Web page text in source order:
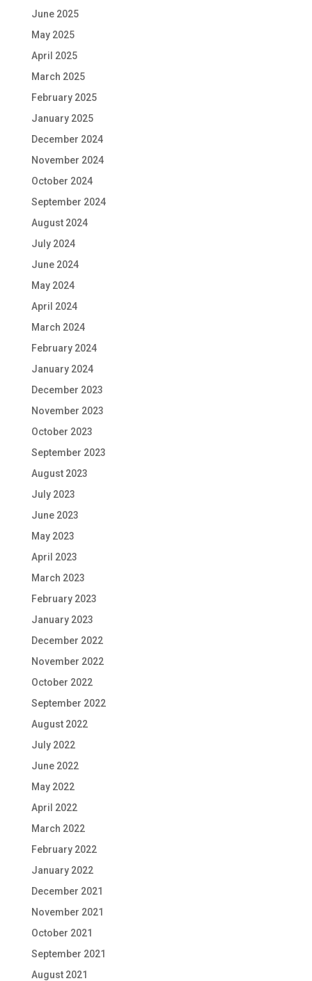
June 2025
May 2025
April 2025
March 2025
February 2025
January 2025
December 2024
November 2024
October 2024
September 2024
August 2024
July 2024
June 2024
May 2024
April 2024
March 2024
February 2024
January 2024
December 2023
November 2023
October 2023
September 2023
August 2023
July 2023
June 2023
May 2023
April 2023
March 2023
February 2023
January 2023
December 2022
November 2022
October 2022
September 2022
August 2022
July 2022
June 2022
May 2022
April 2022
March 2022
February 2022
January 2022
December 2021
November 2021
October 2021
September 2021
August 2021